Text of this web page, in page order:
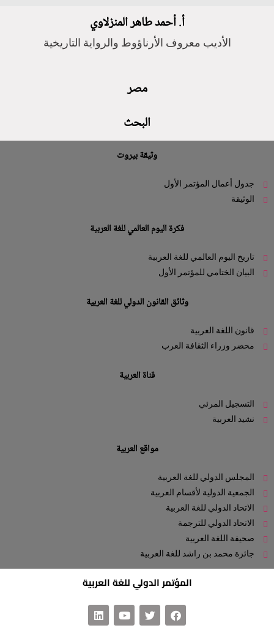
أ. أحمد طاهر المنزلاوي
الأديب معروف الأرناؤوط والرواية التاريخية
مصر
البحث
وثيقة بيروت
جدول أعمال المؤتمر الأول
الوثيقة
فكرة اليوم العالمي للغة العربية
تاريخ اليوم العالمي للغة العربية
البيان الختامي للمؤتمر الأول
وثائق القانون الدولي للغة العربية
قانون اللغة العربية
محضر وزراء الثقافة العرب
قناة العربية
التسجيل المرئي
نشيد العربية
مواقع العربية
المجلس الدولي للغة العربية
الجمعية الدولية لأقسام العربية
الاتحاد الدولي للغة العربية
الاتحاد الدولي للترجمة
صحيفة اللغة العربية
جائزة محمد بن راشد للغة العربية
المؤتمر الدولي للغة العربية